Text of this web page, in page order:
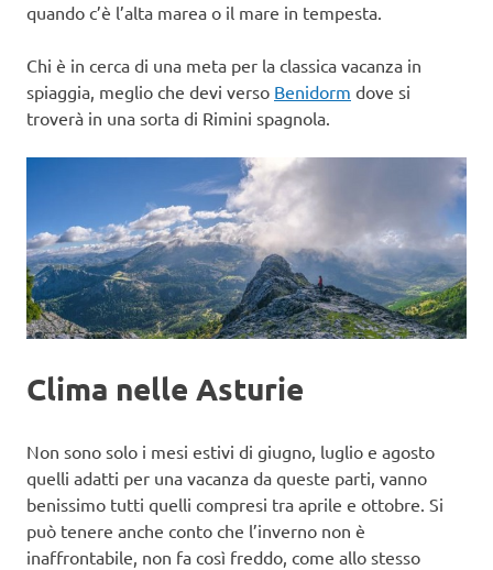
quando c’è l’alta marea o il mare in tempesta.
Chi è in cerca di una meta per la classica vacanza in
spiaggia, meglio che devi verso Benidorm dove si
troverà in una sorta di Rimini spagnola.
Clima nelle Asturie
Non sono solo i mesi estivi di giugno, luglio e agosto
quelli adatti per una vacanza da queste parti, vanno
benissimo tutti quelli compresi tra aprile e ottobre. Si
può tenere anche conto che l’inverno non è
inaffrontabile, non fa così freddo, come allo stesso